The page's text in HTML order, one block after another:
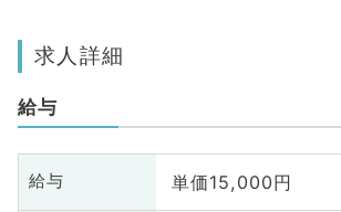
求人詳細
給与
給与 単価15,000円